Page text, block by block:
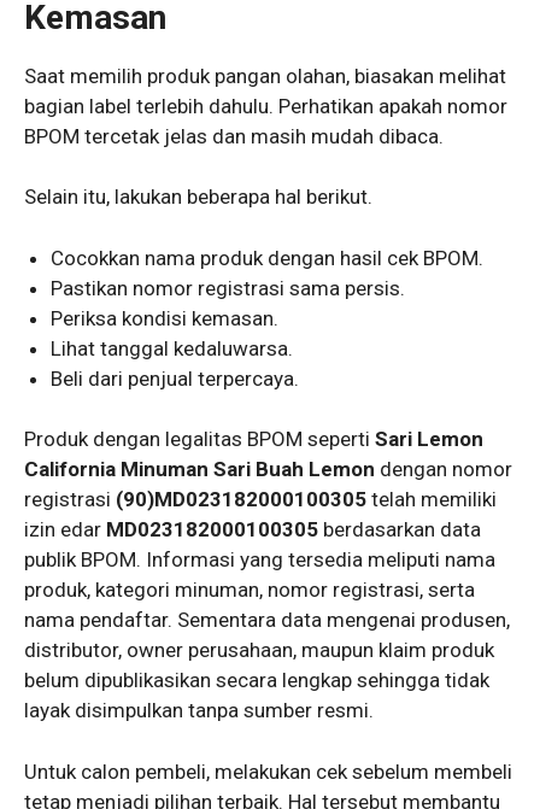
Kemasan
Saat memilih produk pangan olahan, biasakan melihat
bagian label terlebih dahulu. Perhatikan apakah nomor
BPOM tercetak jelas dan masih mudah dibaca.
Selain itu, lakukan beberapa hal berikut.
Cocokkan nama produk dengan hasil cek BPOM.
Pastikan nomor registrasi sama persis.
Periksa kondisi kemasan.
Lihat tanggal kedaluwarsa.
Beli dari penjual terpercaya.
Produk dengan legalitas BPOM seperti Sari Lemon
California Minuman Sari Buah Lemon dengan nomor
registrasi (90)MD023182000100305 telah memiliki
izin edar MD023182000100305 berdasarkan data
publik BPOM. Informasi yang tersedia meliputi nama
produk, kategori minuman, nomor registrasi, serta
nama pendaftar. Sementara data mengenai produsen,
distributor, owner perusahaan, maupun klaim produk
belum dipublikasikan secara lengkap sehingga tidak
layak disimpulkan tanpa sumber resmi.
Untuk calon pembeli, melakukan cek sebelum membeli
tetap menjadi pilihan terbaik. Hal tersebut membantu